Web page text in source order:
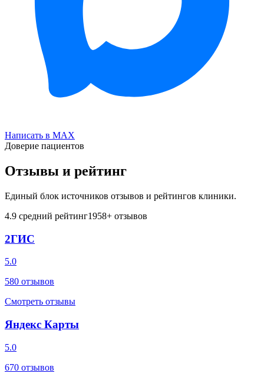
Написать в MAX
Доверие пациентов
Отзывы и рейтинг
Единый блок источников отзывов и рейтингов клиники.
4.9 средний рейтинг1958+ отзывов
2ГИС
5.0
580 отзывов
Смотреть отзывы
Яндекс Карты
5.0
670 отзывов